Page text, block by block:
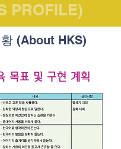
PROFILE)
(About HKS)
목표 및 구현 계획